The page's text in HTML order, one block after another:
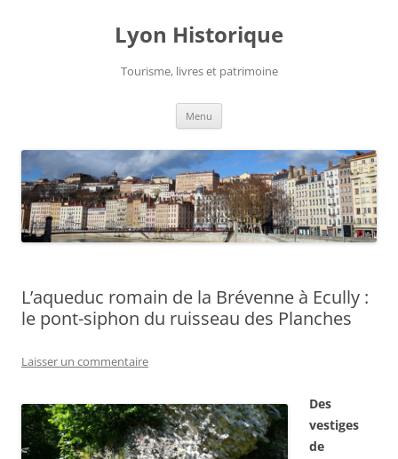
Lyon Historique
Tourisme, livres et patrimoine
Menu
L’aqueduc romain de la Brévenne à Ecully :
le pont-siphon du ruisseau des Planches
Laisser un commentaire
Des
vestiges
de